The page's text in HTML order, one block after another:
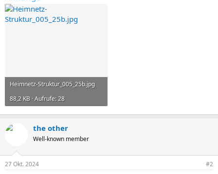
Heimnetz-Struktur_005_25b.jpg
88,2 KB · Aufrufe: 28
the other
Well-known member
27 Okt. 2024 #2